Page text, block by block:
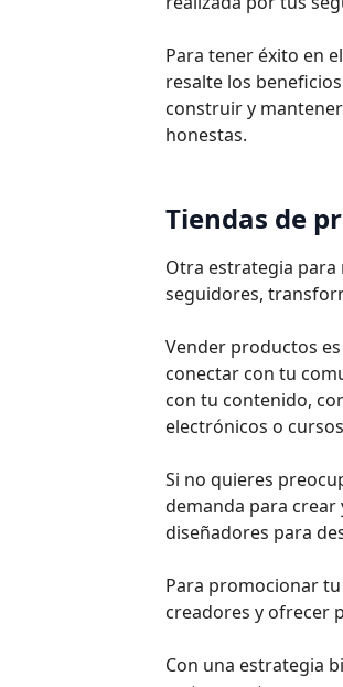
Para tener éxito en
resalte los
construir y
honestas.
Tiendas de
Otra estrategia para
seguidores,
Vender productos
conectar con tu
con tu contenido,
electrónicos o
Si no quieres
demanda para
diseñadores para
Para promocionar
creadores y ofrecer
Con una estrategia